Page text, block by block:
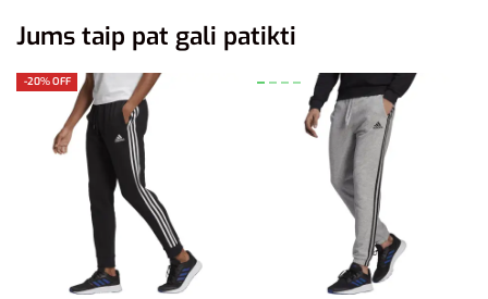
Jums taip pat gali patikti
-20% OFF